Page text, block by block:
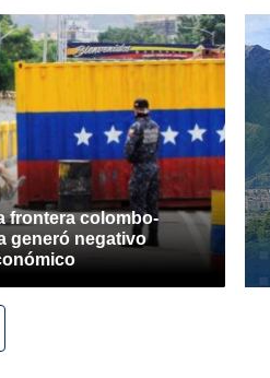
frontera colombo-
generó negativo